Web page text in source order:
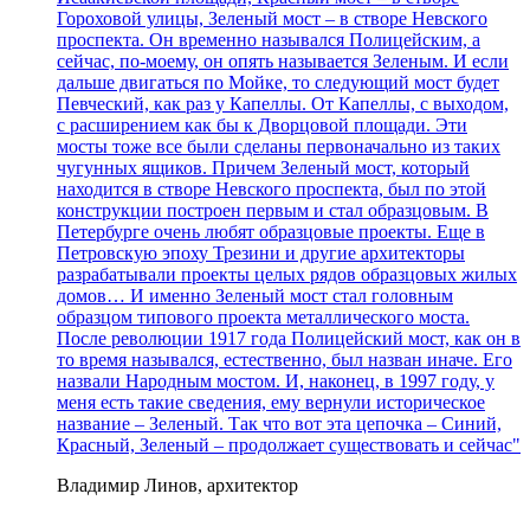
Гороховой улицы, Зеленый мост – в створе Невского
проспекта. Он временно назывался Полицейским, а
сейчас, по-моему, он опять называется Зеленым. И если
дальше двигаться по Мойке, то следующий мост будет
Певческий, как раз у Капеллы. От Капеллы, с выходом,
с расширением как бы к Дворцовой площади. Эти
мосты тоже все были сделаны первоначально из таких
чугунных ящиков. Причем Зеленый мост, который
находится в створе Невского проспекта, был по этой
конструкции построен первым и стал образцовым. В
Петербурге очень любят образцовые проекты. Еще в
Петровскую эпоху Трезини и другие архитекторы
разрабатывали проекты целых рядов образцовых жилых
домов… И именно Зеленый мост стал головным
образцом типового проекта металлического моста.
После революции 1917 года Полицейский мост, как он в
то время назывался, естественно, был назван иначе. Его
назвали Народным мостом. И, наконец, в 1997 году, у
меня есть такие сведения, ему вернули историческое
название – Зеленый. Так что вот эта цепочка – Синий,
Красный, Зеленый – продолжает существовать и сейчас"
Владимир Линов, архитектор